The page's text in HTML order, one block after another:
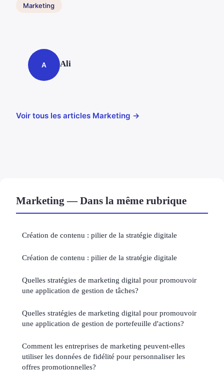
Marketing
A Ali
Voir tous les articles Marketing →
Marketing — Dans la même rubrique
Création de contenu : pilier de la stratégie digitale
Création de contenu : pilier de la stratégie digitale
Quelles stratégies de marketing digital pour promouvoir
une application de gestion de tâches?
Quelles stratégies de marketing digital pour promouvoir
une application de gestion de portefeuille d'actions?
Comment les entreprises de marketing peuvent-elles
utiliser les données de fidélité pour personnaliser les
offres promotionnelles?